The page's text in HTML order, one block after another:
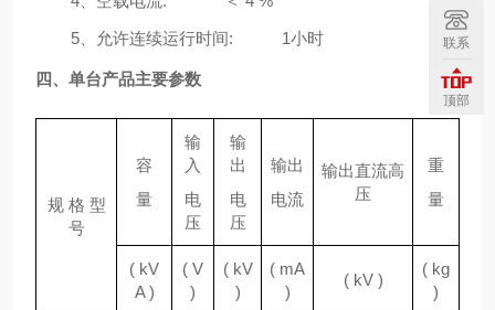
5、允许连续运行时间: 1小时
四、 单台产品主要参数
规 格 型
号
容
量
输
入
电
压
输
出
电
压
输出
电流
输出直流高
压
重
量
( kV
A )
( V
)
( kV
)
( mA
)
( kV )
( kg
)
联系
顶部